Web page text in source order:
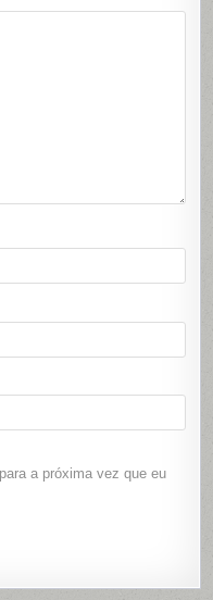
a próxima vez que eu